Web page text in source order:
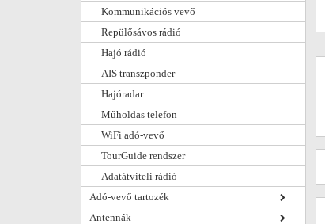
Kommunikációs vevő
Repülősávos rádió
Hajó rádió
AIS transzponder
Hajóradar
Műholdas telefon
WiFi adó-vevő
TourGuide rendszer
Adatátviteli rádió
Adó-vevő tartozék
Antennák